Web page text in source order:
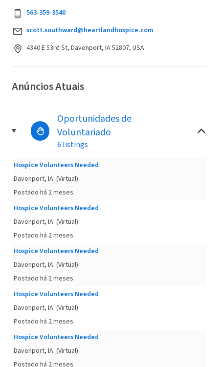
563-359-3540
scott.southward@heartlandhospice.com
4340 E 53rd St, Davenport, IA 52807, USA
Anúncios Atuais
Oportunidades de
Voluntariado
6 listings
Hospice Volunteers Needed
Davenport, IA (Virtual)
Postado há 2 meses
Hospice Volunteers Needed
Davenport, IA (Virtual)
Postado há 2 meses
Hospice Volunteers Needed
Davenport, IA (Virtual)
Postado há 2 meses
Hospice Volunteers Needed
Davenport, IA (Virtual)
Postado há 2 meses
Hospice Volunteers Needed
Davenport, IA (Virtual)
Postado há 2 meses